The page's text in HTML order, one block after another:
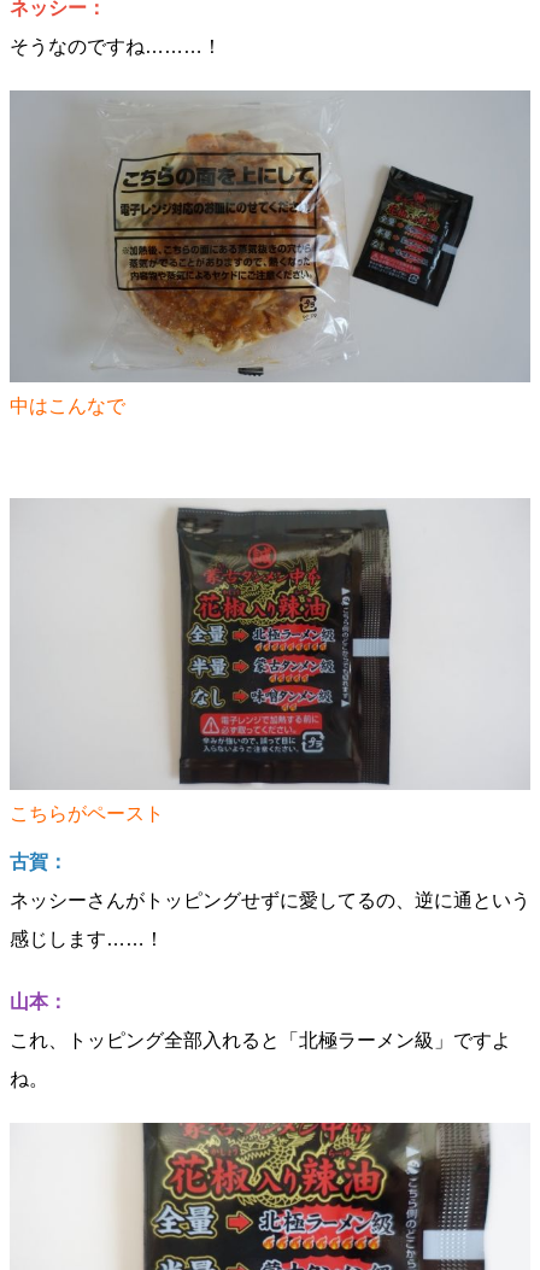
ネッシー：
そうなのですね………！
中はこんなで
こちらがペースト
古賀：
ネッシーさんがトッピングせずに愛してるの、逆に通という
感じします……！
山本：
これ、トッピング全部入れると「北極ラーメン級」ですよ
ね。